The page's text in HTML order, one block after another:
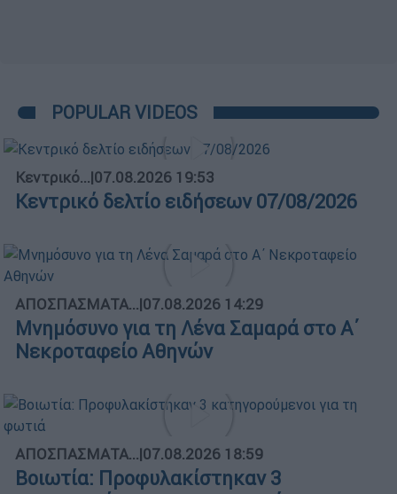
POPULAR VIDEOS
Κεντρικό...|07.08.2026 19:53
Κεντρικό δελτίο ειδήσεων 07/08/2026
ΑΠΟΣΠΑΣΜΑΤΑ...|07.08.2026 14:29
Μνημόσυνο για τη Λένα Σαμαρά στο Α΄
Νεκροταφείο Αθηνών
ΑΠΟΣΠΑΣΜΑΤΑ...|07.08.2026 18:59
Βοιωτία: Προφυλακίστηκαν 3